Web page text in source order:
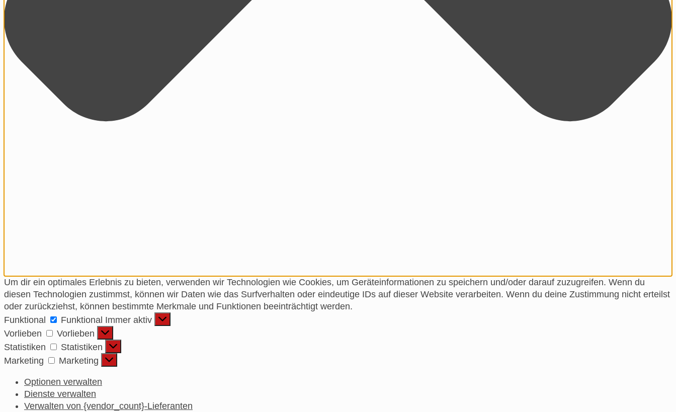
Um dir ein optimales Erlebnis zu bieten, verwenden wir Technologien wie Cookies, um Geräteinformationen zu speichern und/oder darauf zuzugreifen. Wenn du
diesen Technologien zustimmst, können wir Daten wie das Surfverhalten oder eindeutige IDs auf dieser Website verarbeiten. Wenn du deine Zustimmung nicht erteilst
oder zurückziehst, können bestimmte Merkmale und Funktionen beeinträchtigt werden.
Funktional
Funktional Immer aktiv
Vorlieben
Vorlieben
Statistiken
Statistiken
Marketing
Marketing
Optionen verwalten
Dienste verwalten
Verwalten von {vendor_count}-Lieferanten